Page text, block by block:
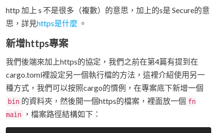
http 加上 s 不是很多（複數）的意思，加上的s是 Secure的意
思，詳見https是什麼 。
新增https專案
我們後端來加上https的協定，我們之前在第4篇有提到在
cargo.toml裡設定另一個執行檔的方法，這裡介紹使用另一
種方式，我們可以按照cargo的慣例，在專案底下新增一個
bin 的資料夾，然後開一個https的檔案，裡面放一個 fn
main
，檔案路徑結構如下：